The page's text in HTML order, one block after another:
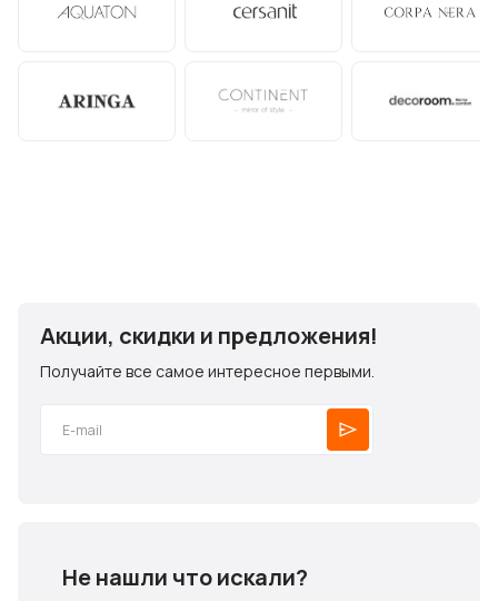
Акции, скидки и предложения!
Получайте все самое интересное первыми.
Не нашли что искали?